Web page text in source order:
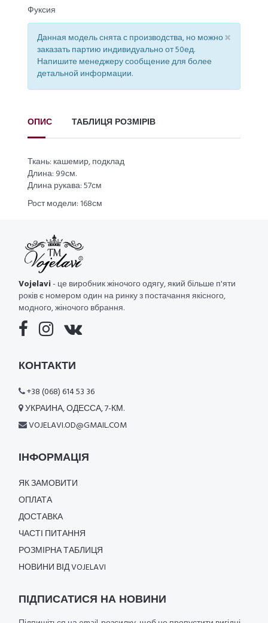
Фуксия
×
Данная модель снята с производства, но можно
заказать партию индивидуально от 50ед.
Напишите менеджеру сообщение для более
детальной информации.
ОПИС ТАБЛИЦЯ РОЗМІРІВ
Ткань: кашемир, подклад
Длина: 99см.
Длина рукава: 57см
Рост модели: 168см
Vojelavi- це виробник жіночого одягу, який більше п'яти
років є номером один на ринку з постачання якісного,
модного, жіночого вбрання.
КОНТАКТИ
+38 (068) 614 53 36
УКРАИНА, ОДЕССА, 7-КМ.
VOJELAVI.OD@GMAIL.COM
ІНФОРМАЦІЯ
ЯК ЗАМОВИТИ
ОПЛАТА
ДОСТАВКА
ЧАСТІ ПИТАННЯ
РОЗМІРНА ТАБЛИЦЯ
НОВИНИ ВІД VOJELAVI
ПІДПИСАТИСЯ НА НОВИНИ